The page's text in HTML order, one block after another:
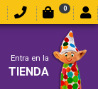
0
Entra en la
TIENDA